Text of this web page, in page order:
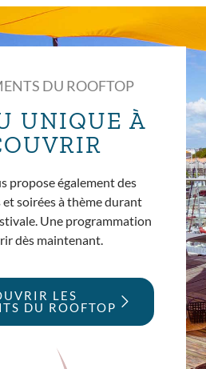
DU ROOFTOP
UNIQUE À
propose également des
soirées à thème durant
Une programmation
dès maintenant.
LES
DU ROOFTOP